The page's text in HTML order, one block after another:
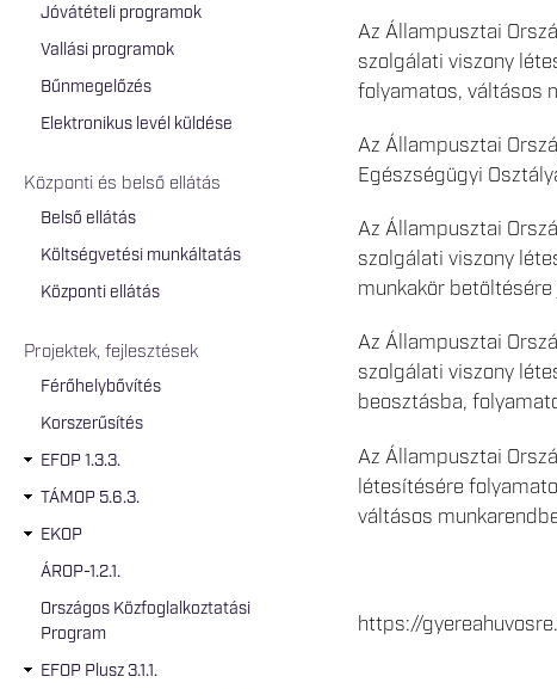
Jóvátételi programok
Vallási programok
Bűnmegelőzés
Elektronikus levél küldése
Központi és belső ellátás
Belső ellátás
Költségvetési munkáltatás
Központi ellátás
Projektek, fejlesztések
Férőhelybővítés
Korszerűsítés
EFOP 1.3.3.
TÁMOP 5.6.3.
EKOP
ÁROP-1.2.1.
Országos Közfoglalkoztatási
Program
EFOP Plusz 3.1.1.
Az Állampusztai
szolgálati viszony
folyamatos, váltásos
Az Állampusztai
Egészségügyi
Az Állampusztai
szolgálati viszony
munkakör
Az Állampusztai
szolgálati viszony
beosztásba,
Az Állampusztai
létesítésére
váltásos
https://